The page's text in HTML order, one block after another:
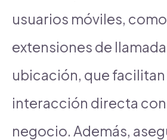
usuarios móviles,
extensiones de
ubicación, que facilitan
interacción directa
negocio. Además,